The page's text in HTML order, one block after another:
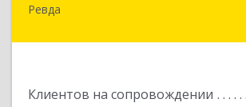
Ревда
Клиентов на сопровождении
623286, Свердловская обл,